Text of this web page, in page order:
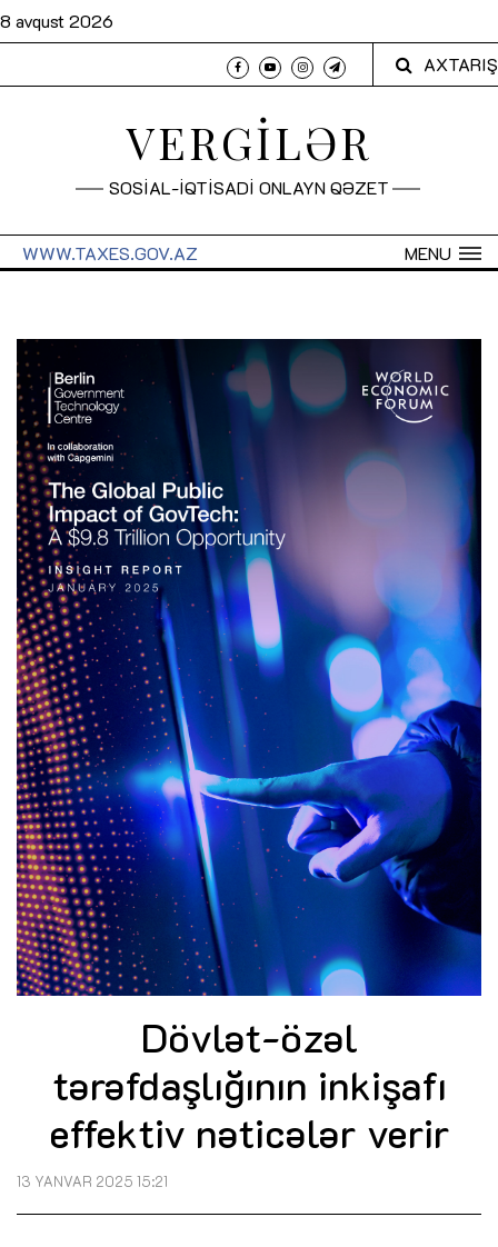
8 avqust 2026
AXTARIŞ
VERGİLƏR
SOSİAL-İQTİSADİ ONLAYN QƏZET
MENU
WWW.TAXES.GOV.AZ
Dövlət-özəl
tərəfdaşlığının inkişafı
effektiv nəticələr verir
13 YANVAR 2025 15:21